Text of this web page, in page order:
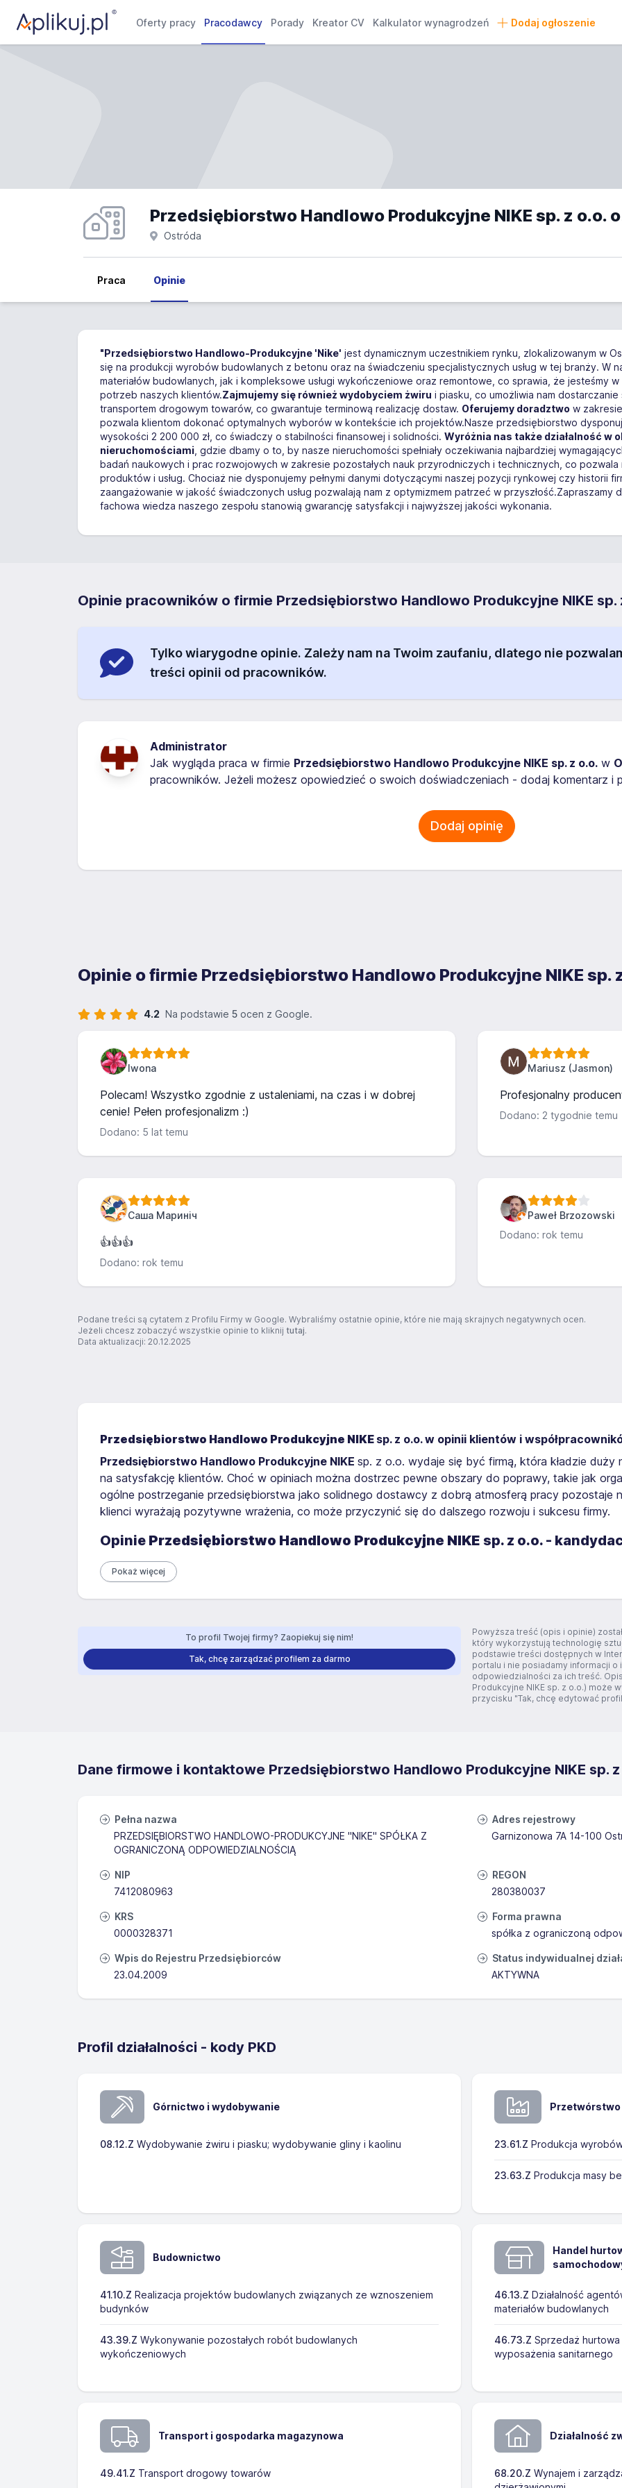
Oferty pracy Pracodawcy Porady Kreator CV Kalkulator wynagrodzeń Dodaj ogłoszenie
Ostróda
Praca Opinie
"Przedsiębiorstwo Handlowo-Produkcyjne 'Nike' jest dynamicznym uczestnikiem rynku, zlokalizowanym w
się na produkcji wyrobów budowlanych z betonu oraz na świadczeniu specjalistycznych usług w tej branży. W
materiałów budowlanych, jak i kompleksowe usługi wykończeniowe oraz remontowe, co sprawia, że jesteśmy
potrzeb naszych klientów.Zajmujemy się również wydobyciem żwiru i piasku, co umożliwia nam
transportem drogowym towarów, co gwarantuje terminową realizację dostaw. Oferujemy doradztwo w
pozwala klientom dokonać optymalnych wyborów w kontekście ich projektów.Nasze przedsiębiorstwo
wysokości 2 200 000 zł, co świadczy o stabilności finansowej i solidności. Wyróżnia nas także działalność w
nieruchomościami , gdzie dbamy o to, by nasze nieruchomości spełniały oczekiwania najbardziej
badań naukowych i prac rozwojowych w zakresie pozostałych nauk przyrodniczych i technicznych, co pozwala
produktów i usług. Chociaż nie dysponujemy pełnymi danymi dotyczącymi naszej pozycji rynkowej czy historii
zaangażowanie w jakość świadczonych usług pozwalają nam z optymizmem patrzeć w przyszłość.Zapraszamy
fachowa wiedza naszego zespołu stanowią gwarancję satysfakcji i najwyższej jakości wykonania.
Opinie pracowników o firmie Przedsiębiorstwo Handlowo Produkcyjne NIKE sp.
Tylko wiarygodne opinie. Zależy nam na Twoim zaufaniu, dlatego nie
treści opinii od pracowników.
Administrator
Jak wygląda praca w firmie Przedsiębiorstwo Handlowo Produkcyjne NIKE sp. z o.o. w
pracowników. Jeżeli możesz opowiedzieć o swoich doświadczeniach - dodaj komentarz i
Dodaj opinię
Opinie o firmie Przedsiębiorstwo Handlowo Produkcyjne NIKE sp.
4.2 Na podstawie 5 ocen z Google.
Iwona
Polecam! Wszystko zgodnie z ustaleniami, na czas i w dobrej
cenie! Pełen profesjonalizm :)
Dodano: 5 lat temu
Mariusz (Jasmon)
Profesjonalny
Dodano: 2 tygodnie temu
Саша Мариніч
👍👍👍
Dodano: rok temu
Paweł Brzozowski
Dodano: rok temu
Podane treści są cytatem z Profilu Firmy w Google. Wybraliśmy ostatnie opinie, które nie mają skrajnych negatywnych ocen.
Jeżeli chcesz zobaczyć wszystkie opinie to kliknij tutaj.
Data aktualizacji: 20.12.2025
Przedsiębiorstwo Handlowo Produkcyjne NIKE sp. z o.o. w opinii klientów i
Przedsiębiorstwo Handlowo Produkcyjne NIKE sp. z o.o. wydaje się być firmą, która kładzie
na satysfakcję klientów. Choć w opiniach można dostrzec pewne obszary do poprawy, takie jak
ogólne postrzeganie przedsiębiorstwa jako solidnego dostawcy z dobrą atmosferą pracy pozostaje
klienci wyrażają pozytywne wrażenia, co może przyczynić się do dalszego rozwoju i sukcesu firmy.
Opinie Przedsiębiorstwo Handlowo Produkcyjne NIKE sp. z o.o. -
Pokaż więcej
To profil Twojej firmy? Zaopiekuj się nim!
Tak, chcę zarządzać profilem za darmo
Powyższa treść (opis i opinie)
który wykorzystują technologię
podstawie treści dostępnych w
portalu i nie posiadamy informacji o
odpowiedzialności za ich treść.
Produkcyjne NIKE sp. z o.o.) może
przycisku "Tak, chcę edytować
Dane firmowe i kontaktowe Przedsiębiorstwo Handlowo Produkcyjne NIKE sp. z
Pełna nazwa
PRZEDSIĘBIORSTWO HANDLOWO-PRODUKCYJNE "NIKE" SPÓŁKA Z
OGRANICZONĄ ODPOWIEDZIALNOŚCIĄ
Adres rejestrowy
Garnizonowa 7A 14-100
NIP
7412080963
REGON
280380037
KRS
0000328371
Forma prawna
spółka z ograniczoną
Wpis do Rejestru Przedsiębiorców
23.04.2009
Status indywidualnej
AKTYWNA
Profil działalności - kody PKD
Górnictwo i wydobywanie
08.12.Z Wydobywanie żwiru i piasku; wydobywanie gliny i kaolinu
Przetwórstwo
23.61.Z Produkcja
23.63.Z Produkcja masy
Budownictwo
41.10.Z Realizacja projektów budowlanych związanych ze wznoszeniem
budynków
43.39.Z Wykonywanie pozostałych robót budowlanych
wykończeniowych
Handel
46.13.Z Działalność
materiałów budowlanych
46.73.Z Sprzedaż hurtowa
wyposażenia sanitarnego
Transport i gospodarka magazynowa
49.41.Z Transport drogowy towarów
Działalność
68.20.Z Wynajem i